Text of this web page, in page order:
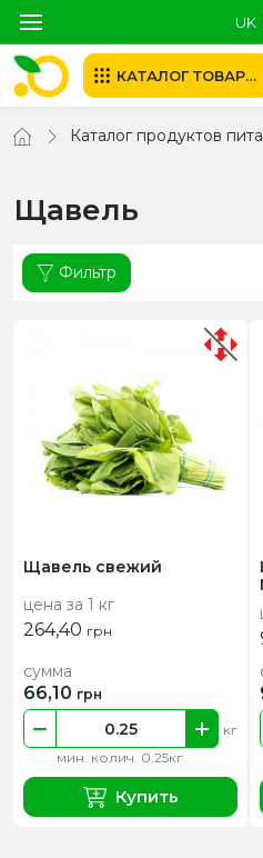
UK
КАТАЛОГ ТОВАРОВ
Каталог продуктов
Щавель
Фильтр
Щавель свежий
цена за 1 кг
264,40 грн
мин. колич. 0.25кг
кг
сумма
66,10 грн
Купить